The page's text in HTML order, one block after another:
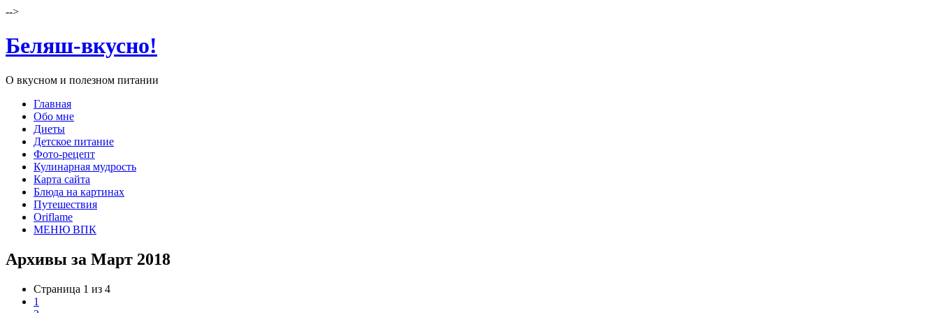
-->
Беляш-вкусно!
О вкусном и полезном питании
Главная
Обо мне
Диеты
Детское питание
Фото-рецепт
Кулинарная мудрость
Карта сайта
Блюда на картинах
Путешествия
Oriflame
МЕНЮ ВПК
Архивы за Март 2018
Страница 1 из 4
1